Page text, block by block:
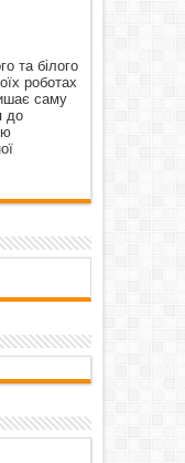
та білого
роботах
саму
до